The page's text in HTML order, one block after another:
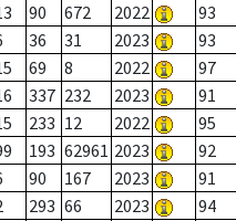
90 672 2022 93
36 31 2023 93
69 8 2022 97
337 232 2023 91
233 12 2022 95
193 62961 2023 92
90 167 2023 91
293 66 2023 94